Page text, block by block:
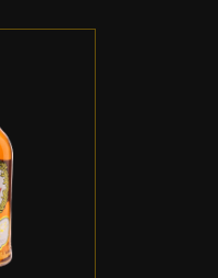
DETALLES